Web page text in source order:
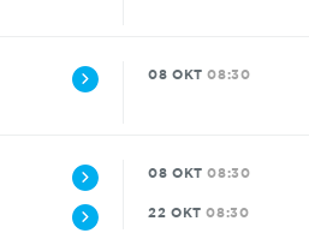
08 OKT 08:30
08 OKT 08:30
22 OKT 08:30